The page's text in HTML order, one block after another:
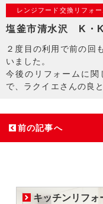
レンジフード交換リフォー
塩釜市清水沢 K・
２度目の利用で前の回
いました。
今後のリフォームに
で、ラクイエさんの良
前の記事へ
キッチンリフォ